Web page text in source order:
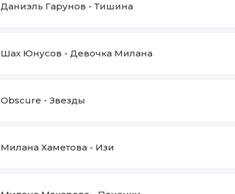
Даниэль Гарунов - Тишина
Шах Юнусов - Девочка Милана
Obscure - Звезды
Милана Хаметова - Изи